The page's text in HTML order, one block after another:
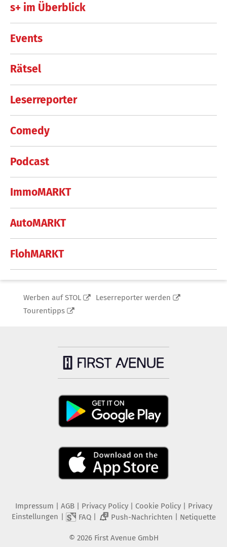
s+ im Überblick
Events
Rätsel
Leserreporter
Comedy
Podcast
ImmoMARKT
AutoMARKT
FlohMARKT
Werben auf STOL
Leserreporter werden
Tourentipps
Impressum | AGB | Privacy Policy| Cookie Policy| Privacy
Einstellungen | FAQ| 2 Push-Nachrichten | Netiquette
© 2026 First Avenue GmbH